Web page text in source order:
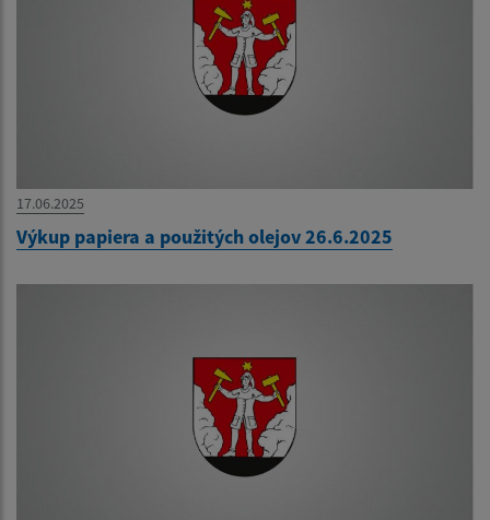
17.06.2025
Výkup papiera a použitých olejov 26.6.2025